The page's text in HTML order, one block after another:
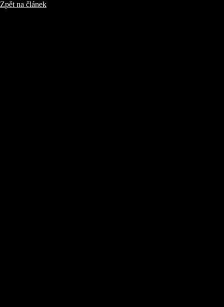
Zpět na článek